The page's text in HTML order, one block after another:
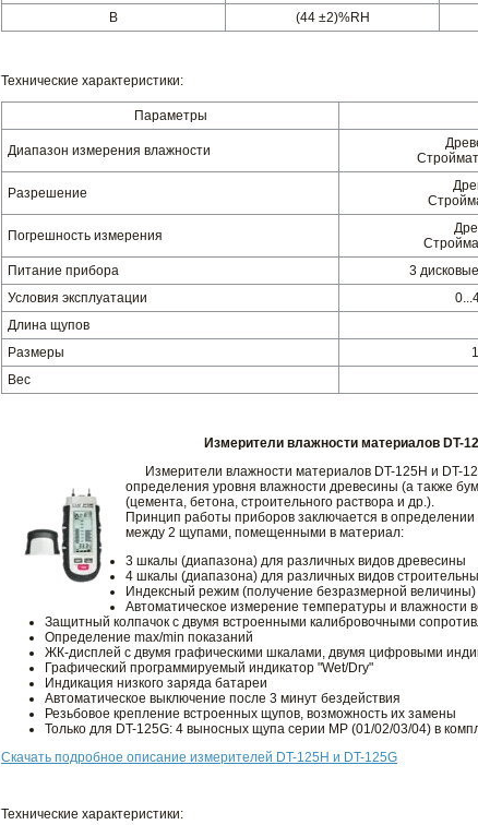
B
(44 ±2)%RH
Технические характеристики:
Параметры
Диапазон измерения влажности
Разрешение
Погрешность измерения
Питание прибора
3
Условия эксплуатации
Длина щупов
Размеры
Вес
Измерители влажности материалов DT-
Измерители влажности материалов DT-125H и DT-
определения уровня влажности древесины (а также
(цемента, бетона, строительного раствора и др.).
Принцип работы приборов заключается в определении
между 2 щупами, помещенными в материал:
3 шкалы (диапазона) для различных видов древесины
4 шкалы (диапазона) для различных видов
Индексный режим (получение безразмерной величины)
Автоматическое измерение температуры и влажности
Защитный колпачок с двумя встроенными калибровочными
Определение max/min показаний
ЖК-дисплей с двумя графическими шкалами, двумя цифровыми
Графический программируемый индикатор "Wet/Dry"
Индикация низкого заряда батареи
Автоматическое выключение после 3 минут бездействия
Резьбовое крепление встроенных щупов, возможность их замены
Только для DT-125G: 4 выносных щупа серии МР (01/02/03/04) в
Скачать подробное описание измерителей DT-125H и DT-125G
Технические характеристики: